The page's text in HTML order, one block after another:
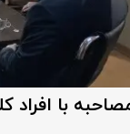
با افراد